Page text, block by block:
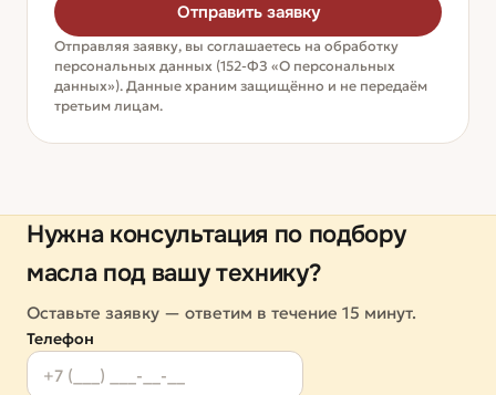
Отправить заявку
Отправляя заявку, вы соглашаетесь на обработку
персональных данных (152-ФЗ «О персональных
данных»). Данные храним защищённо и не передаём
третьим лицам.
Нужна консультация по подбору
масла под вашу технику?
Оставьте заявку — ответим в течение 15 минут.
Телефон